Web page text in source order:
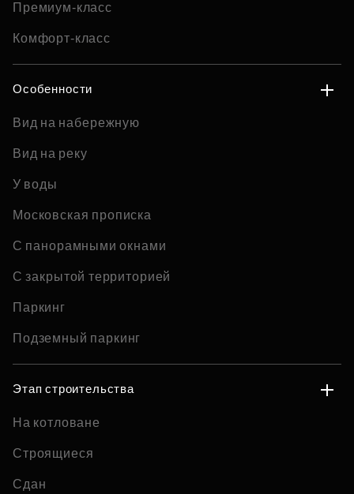
Премиум-класс
Комфорт-класс
Особенности
Вид на набережную
Вид на реку
У воды
Московская прописка
С панорамными окнами
С закрытой территорией
Паркинг
Подземный паркинг
Этап строительства
На котловане
Строящиеся
Сдан